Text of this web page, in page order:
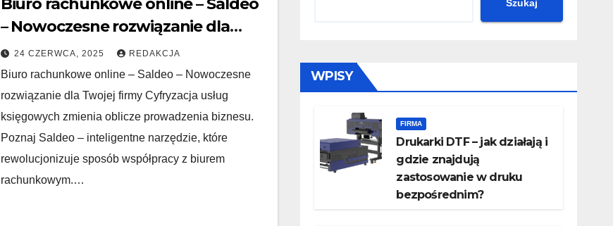
Biuro rachunkowe online – Saldeo
– Nowoczesne rozwiązanie dla
Twojej firmy
24 CZERWCA, 2025 REDAKCJA
Biuro rachunkowe online – Saldeo – Nowoczesne
rozwiązanie dla Twojej firmy Cyfryzacja usług
księgowych zmienia oblicze prowadzenia biznesu.
Poznaj Saldeo – inteligentne narzędzie, które
rewolucjonizuje sposób współpracy z biurem
rachunkowym.…
Szukaj
WPISY
FIRMA
Drukarki DTF – jak działają i
gdzie znajdują
zastosowanie w druku
bezpośrednim?